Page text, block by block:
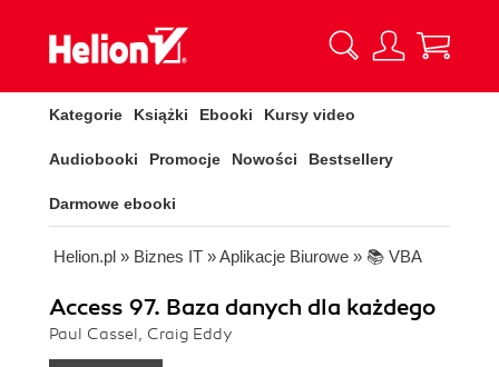
Kategorie Książki Ebooki Kursy video
Audiobooki Promocje Nowości Bestsellery
Darmowe ebooki
Helion.pl » Biznes IT »Aplikacje Biurowe » 📚 VBA
Access 97. Baza danych dla każdego
Paul Cassel, Craig Eddy